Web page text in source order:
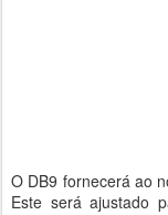
O DB9 fornecerá ao
Este será ajustado